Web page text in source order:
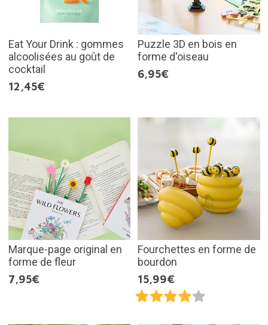
Eat Your Drink : gommes
alcoolisées au goût de
cocktail
12,45€
Puzzle 3D en bois en
forme d'oiseau
6,95€
Marque-page original en
forme de fleur
7,95€
Fourchettes en forme de
bourdon
15,99€